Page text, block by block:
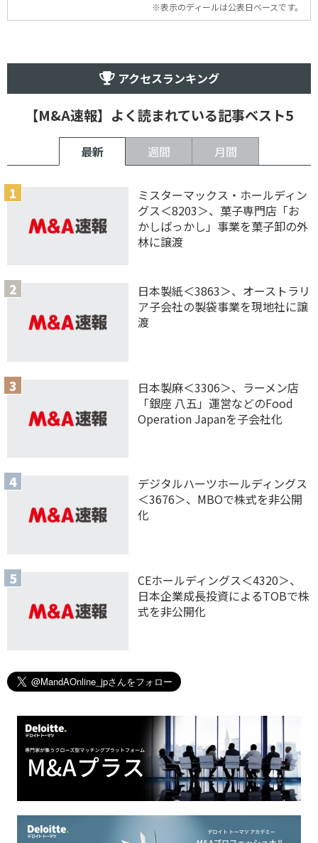
※表示のディールは公表日ベースです。
アクセスランキング
【M&A速報】よく読まれている記事ベスト5
最新 週間 月間
ミスターマックス・ホールディン
グス＜8203＞、菓子専門店「お
かしばっかし」事業を菓子卸の外
林に譲渡
日本製紙＜3863＞、オーストラリ
ア子会社の製袋事業を現地社に譲
渡
日本製麻＜3306＞、ラーメン店
「銀座 八五」運営などのFood
Operation Japanを子会社化
デジタルハーツホールディングス
＜3676＞、MBOで株式を非公開
化
CEホールディングス＜4320＞、
日本企業成長投資によるTOBで株
式を非公開化